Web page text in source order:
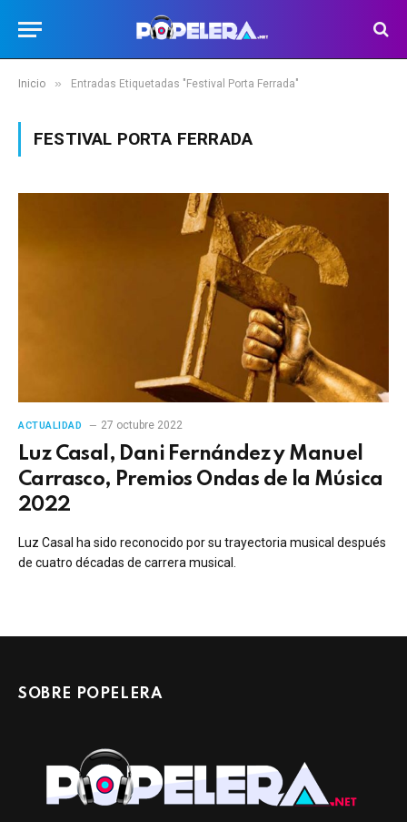
Inicio » Entradas Etiquetadas "Festival Porta Ferrada"
FESTIVAL PORTA FERRADA
ACTUALIDAD 27 octubre 2022
Luz Casal, Dani Fernández y Manuel
Carrasco, Premios Ondas de la Música
2022
Luz Casal ha sido reconocido por su trayectoria musical después
de cuatro décadas de carrera musical.
SOBRE POPELERA